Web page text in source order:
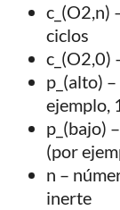
c_(O2,n)
ciclos
c_(O2,0)
p_(alto)
ejemplo,
p_(bajo)
(por
n –
inerte